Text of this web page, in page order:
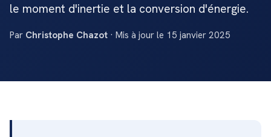
le moment d'inertie et la conversion d'énergie.
Par Christophe Chazot · Mis à jour le 15 janvier 2025